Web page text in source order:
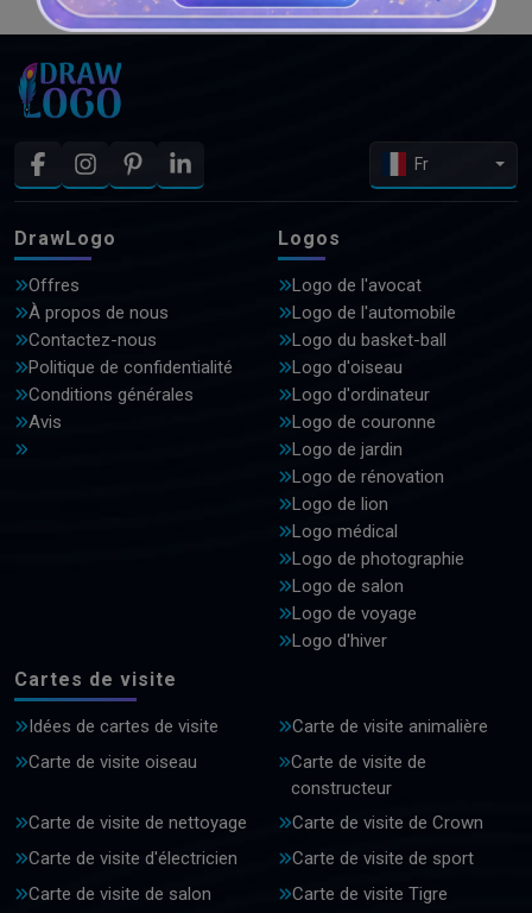
Fr
DrawLogo
Offres
À propos de nous
Contactez-nous
Politique de confidentialité
Conditions générales
Avis
Logos
Logo de l'avocat
Logo de l'automobile
Logo du basket-ball
Logo d'oiseau
Logo d'ordinateur
Logo de couronne
Logo de jardin
Logo de rénovation
Logo de lion
Logo médical
Logo de photographie
Logo de salon
Logo de voyage
Logo d'hiver
Cartes de visite
Idées de cartes de visite
Carte de visite animalière
Carte de visite oiseau
Carte de visite de
constructeur
Carte de visite de nettoyage
Carte de visite de Crown
Carte de visite d'électricien
Carte de visite de sport
Carte de visite de salon
Carte de visite Tigre